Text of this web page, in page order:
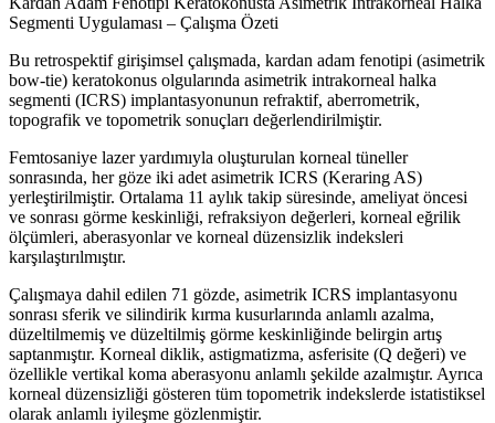
Segmenti Uygulaması – Çalışma Özeti
Bu retrospektif girişimsel çalışmada, kardan adam fenotipi (asimetrik
bow-tie) keratokonus olgularında asimetrik intrakorneal halka
segmenti (ICRS) implantasyonunun refraktif, aberrometrik,
topografik ve topometrik sonuçları değerlendirilmiştir.
Femtosaniye lazer yardımıyla oluşturulan korneal tüneller
sonrasında, her göze iki adet asimetrik ICRS (Keraring AS)
yerleştirilmiştir. Ortalama 11 aylık takip süresinde, ameliyat öncesi
ve sonrası görme keskinliği, refraksiyon değerleri, korneal eğrilik
ölçümleri, aberasyonlar ve korneal düzensizlik indeksleri
karşılaştırılmıştır.
Çalışmaya dahil edilen 71 gözde, asimetrik ICRS implantasyonu
sonrası sferik ve silindirik kırma kusurlarında anlamlı azalma,
düzeltilmemiş ve düzeltilmiş görme keskinliğinde belirgin artış
saptanmıştır. Korneal diklik, astigmatizma, asferisite (Q değeri) ve
özellikle vertikal koma aberasyonu anlamlı şekilde azalmıştır. Ayrıca
korneal düzensizliği gösteren tüm topometrik indekslerde istatistiksel
olarak anlamlı iyileşme gözlenmiştir.